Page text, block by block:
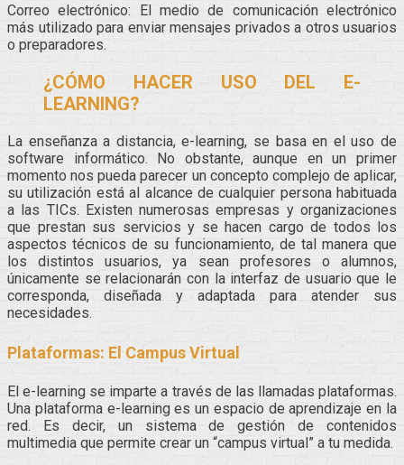
Correo electrónico: El medio de comunicación electrónico
más utilizado para enviar mensajes privados a otros usuarios
o preparadores.
¿CÓMO HACER USO DEL E-
LEARNING?
La enseñanza a distancia, e-learning, se basa en el uso de
software informático. No obstante, aunque en un primer
momento nos pueda parecer un concepto complejo de aplicar,
su utilización está al alcance de cualquier persona habituada
a las TICs. Existen numerosas empresas y organizaciones
que prestan sus servicios y se hacen cargo de todos los
aspectos técnicos de su funcionamiento, de tal manera que
los distintos usuarios, ya sean profesores o alumnos,
únicamente se relacionarán con la interfaz de usuario que le
corresponda, diseñada y adaptada para atender sus
necesidades.
Plataformas: El Campus Virtual
El e-learning se imparte a través de las llamadas plataformas.
Una plataforma e-learning es un espacio de aprendizaje en la
red. Es decir, un sistema de gestión de contenidos
multimedia que permite crear un “campus virtual” a tu medida.